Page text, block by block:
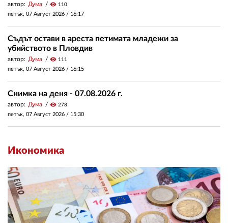
автор: Дума visibility 110
петък, 07 Август 2026 / 16:17
Съдът остави в ареста петимата младежи за
убийството в Пловдив
автор: Дума visibility 111
петък, 07 Август 2026 / 16:15
Снимка на деня - 07.08.2026 г.
автор: Дума visibility 278
петък, 07 Август 2026 / 15:30
Икономика